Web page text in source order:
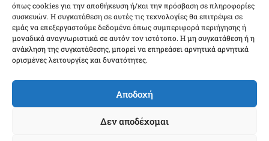
όπως cookies για την αποθήκευση ή/και την πρόσβαση σε πληροφορίες
συσκευών. Η συγκατάθεση σε αυτές τις τεχνολογίες θα επιτρέψει σε
εμάς να επεξεργαστούμε δεδομένα όπως συμπεριφορά περιήγησης ή
μοναδικά αναγνωριστικά σε αυτόν τον ιστότοπο. Η μη συγκατάθεση ή η
ανάκληση της συγκατάθεσης, μπορεί να επηρεάσει αρνητικά αρνητικά
ορισμένες λειτουργίες και δυνατότητες.
Αποδοχή
Δεν αποδέχομαι
Κάντε κλικ για να αποδεχτείτε cookies
εμπορικής προώθησης και να